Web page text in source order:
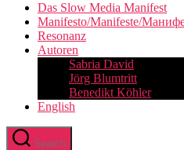
Das Slow Media Manifest
Manifesto/Manifeste/
Resonanz
Autoren
Sabria David
Jörg Blumtritt
Benedikt Köhler
English
Search